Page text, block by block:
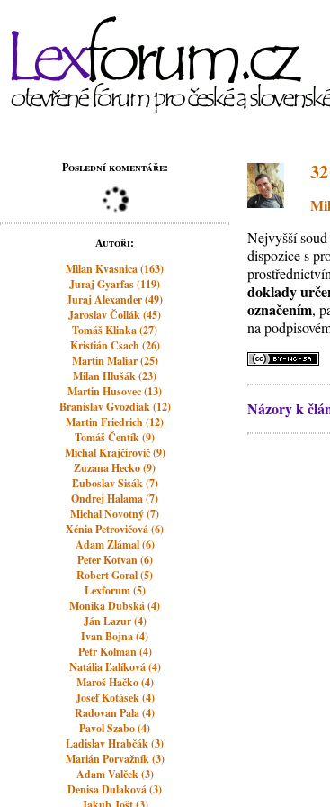
Poslední komentáře:
Autoři:
Milan Kvasnica (163)
Juraj Gyarfas (119)
Juraj Alexander (49)
Jaroslav Čollák (45)
Tomáš Klinka (27)
Kristián Csach (26)
Martin Maliar (25)
Milan Hlušák (23)
Martin Husovec (13)
Branislav Gvozdiak (12)
Martin Friedrich (12)
Tomáš Čentík (9)
Michal Krajčírovič (9)
Zuzana Hecko (9)
Ľuboslav Sisák (7)
Ondrej Halama (7)
Michal Novotný (7)
Xénia Petrovičová (6)
Adam Zlámal (6)
Peter Kotvan (6)
Robert Goral (5)
Lexforum (5)
Monika Dubská (4)
Ján Lazur (4)
Ivan Bojna (4)
Petr Kolman (4)
Natália Ľalíková (4)
Maroš Hačko (4)
Josef Kotásek (4)
Radovan Pala (4)
Pavol Szabo (4)
Ladislav Hrabčák (3)
Marián Porvažník (3)
Adam Valček (3)
Denisa Dulaková (3)
Nejvyšší
dispozice s
doklady
označením,
na
Názory k